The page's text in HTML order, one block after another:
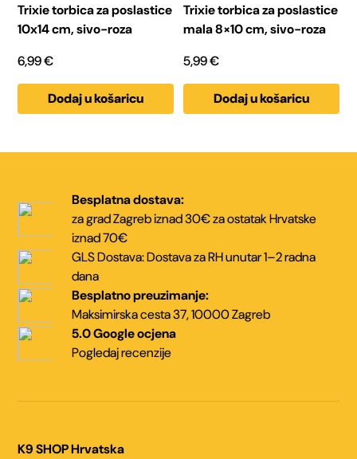
Trixie torbica za poslastice
10x14 cm, sivo-roza
6,99€
Dodaj u košaricu
Trixie torbica za poslastice
mala 8×10 cm, sivo-roza
5,99€
Dodaj u košaricu
Besplatna dostava:
za grad Zagreb iznad 30€za ostatak Hrvatske
iznad 70€
GLS Dostava:Dostava za RH unutar1–2 radna
dana
Besplatno preuzimanje:
Maksimirska cesta 37,10000 Zagreb
5.0 Google ocjena
Pogledaj recenzije
K9 SHOP Hrvatska